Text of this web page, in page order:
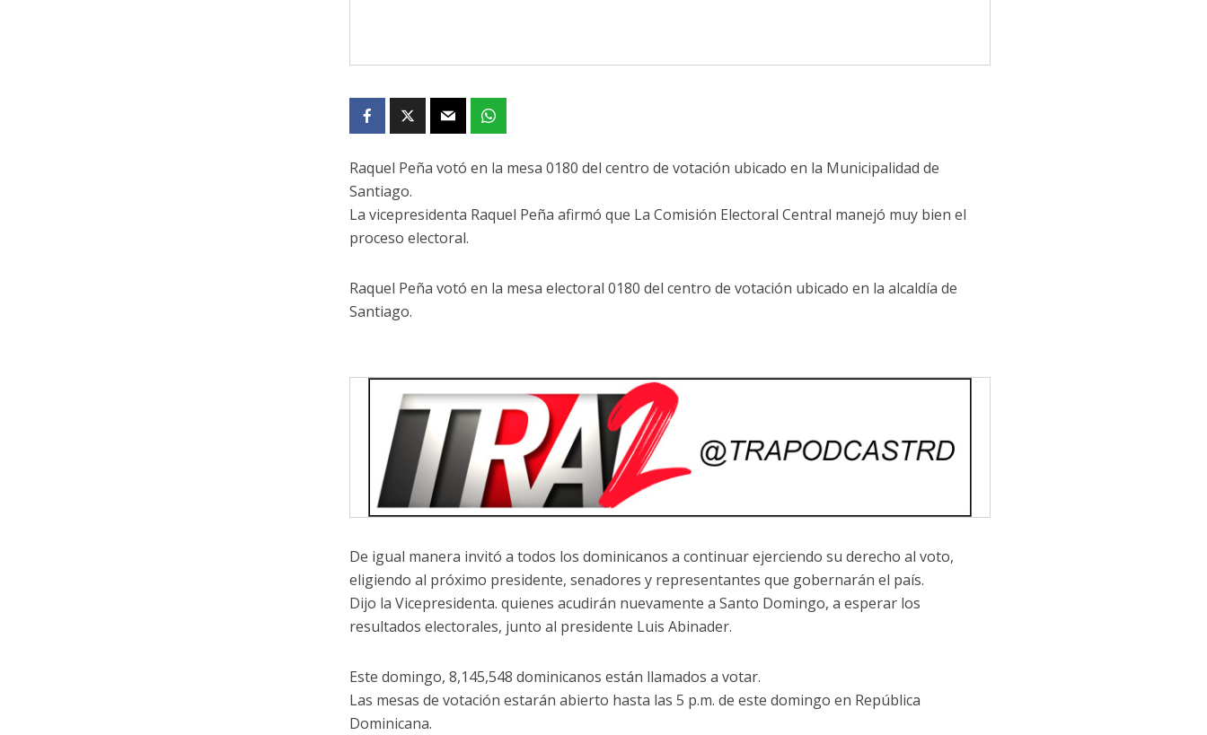
Raquel Peña votó en la mesa 0180 del centro de votación ubicado en la Municipalidad de
Santiago.
La vicepresidenta Raquel Peña afirmó que La Comisión Electoral Central manejó muy bien el
proceso electoral.
Raquel Peña votó en la mesa electoral 0180 del centro de votación ubicado en la alcaldía de
Santiago.
De igual manera invitó a todos los dominicanos a continuar ejerciendo su derecho al voto,
eligiendo al próximo presidente, senadores y representantes que gobernarán el país.
Dijo la Vicepresidenta. quienes acudirán nuevamente a Santo Domingo, a esperar los
resultados electorales, junto al presidente Luis Abinader.
Este domingo, 8,145,548 dominicanos están llamados a votar.
Las mesas de votación estarán abierto hasta las 5 p.m. de este domingo en República
Dominicana.